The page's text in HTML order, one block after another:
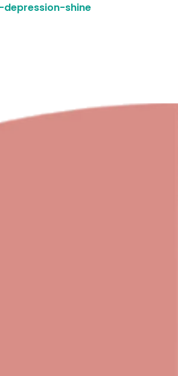
shine